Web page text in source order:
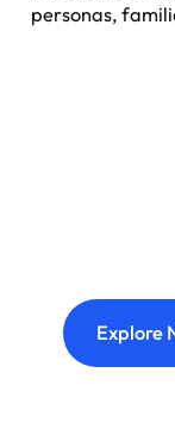
personas,
Explore